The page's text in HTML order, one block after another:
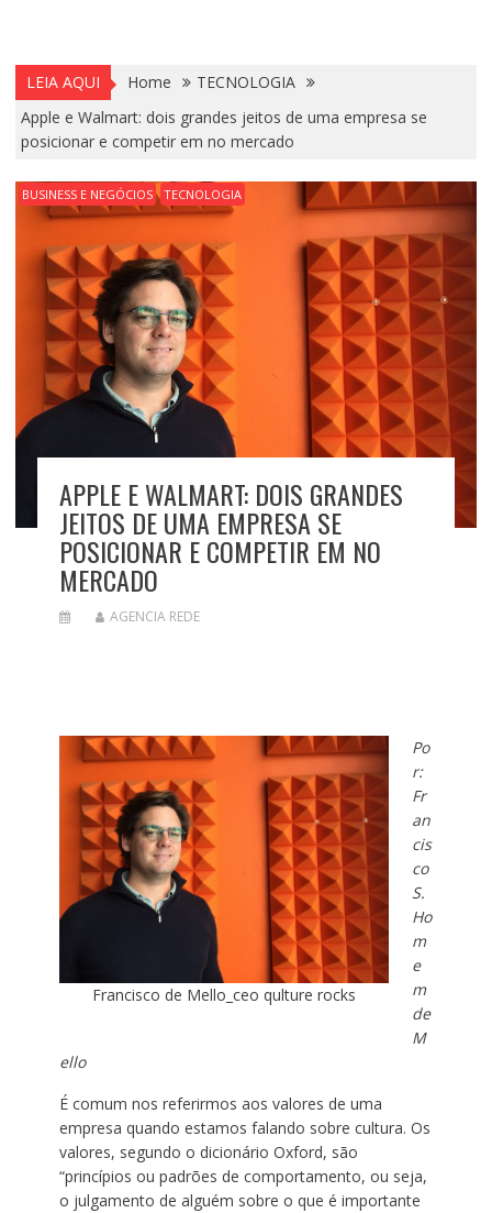
LEIA AQUI Home
TECNOLOGIA
Apple e Walmart: dois grandes jeitos de uma empresa se
posicionar e competir em no mercado
BUSINESS E NEGÓCIOS TECNOLOGIA
APPLE E WALMART: DOIS GRANDES
JEITOS DE UMA EMPRESA SE
POSICIONAR E COMPETIR EM NO
MERCADO
AGENCIA REDE
Francisco de Mello_ceo qulture rocks
Po
r:
Fr
an
cis
co
S.
Ho
m
e
m
de
M
ello
É comum nos referirmos aos valores de uma
empresa quando estamos falando sobre cultura. Os
valores, segundo o dicionário Oxford, são
“princípios ou padrões de comportamento, ou seja,
o julgamento de alguém sobre o que é importante